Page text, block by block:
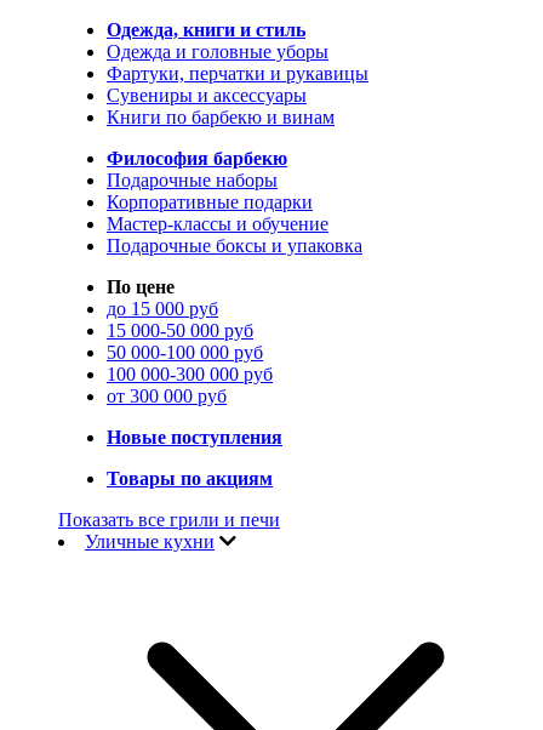
Одежда, книги и стиль
Одежда и головные уборы
Фартуки, перчатки и рукавицы
Сувениры и аксессуары
Книги по барбекю и винам
Философия барбекю
Подарочные наборы
Корпоративные подарки
Мастер-классы и обучение
Подарочные боксы и упаковка
По цене
до 15 000 руб
15 000-50 000 руб
50 000-100 000 руб
100 000-300 000 руб
от 300 000 руб
Новые поступления
Товары по акциям
Показать все грили и печи
Уличные кухни